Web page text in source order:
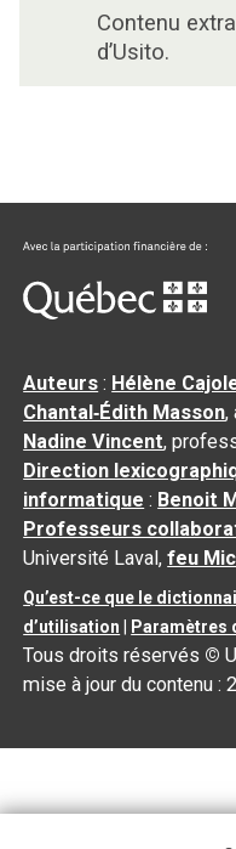
Contenu
d’Usito.
Auteurs : Hélène
Chantal‑Édith Masson,
Nadine Vincent,
Direction
informatique : Benoit
Professeurs
Université Laval,feu
Qu’est-ce que le
d’utilisation
Paramètres
Tous droits réservés ©
mise à jour du contenu :